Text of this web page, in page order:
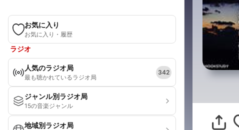
お気に入り
お気に入り・履歴
ラジオ
人気のラジオ局
最も聴かれているラジオ局
342
ジャンル別ラジオ局
15の音楽ジャンル
地域別ラジオ局